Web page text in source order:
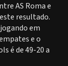
AS Roma e
resultado.
em
e o
é de 49-20 a